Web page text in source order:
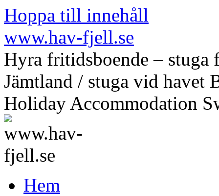
Hoppa till innehåll
www.hav-fjell.se
Hyra fritidsboende – stuga
Jämtland / stuga vid havet
Holiday Accommodation
Hem